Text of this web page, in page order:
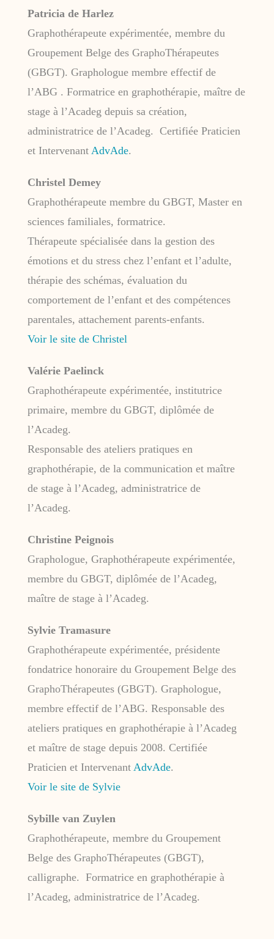
Patricia de Harlez
Graphothérapeute expérimentée, membre du
Groupement Belge des GraphoThérapeutes
(GBGT). Graphologue membre effectif de
l’ABG . Formatrice en graphothérapie, maître de
stage à l’Acadeg depuis sa création,
administratrice de l’Acadeg. Certifiée Praticien
et Intervenant AdvAde.
Christel Demey
Graphothérapeute membre du GBGT, Master en
sciences familiales, formatrice.
Thérapeute spécialisée dans la gestion des
émotions et du stress chez l’enfant et l’adulte,
thérapie des schémas, évaluation du
comportement de l’enfant et des compétences
parentales, attachement parents-enfants.
Voir le site de Christel
Valérie Paelinck
Graphothérapeute expérimentée, institutrice
primaire, membre du GBGT, diplômée de
l’Acadeg.
Responsable des ateliers pratiques en
graphothérapie, de la communication et maître
de stage à l’Acadeg, administratrice de
l’Acadeg.
Christine Peignois
Graphologue, Graphothérapeute expérimentée,
membre du GBGT, diplômée de l’Acadeg,
maître de stage à l’Acadeg.
Sylvie Tramasure
Graphothérapeute expérimentée, présidente
fondatrice honoraire du Groupement Belge des
GraphoThérapeutes (GBGT). Graphologue,
membre effectif de l’ABG. Responsable des
ateliers pratiques en graphothérapie à l’Acadeg
et maître de stage depuis 2008. Certifiée
Praticien et Intervenant AdvAde.
Voir le site de Sylvie
Sybille van Zuylen
Graphothérapeute, membre du Groupement
Belge des GraphoThérapeutes (GBGT),
calligraphe. Formatrice en graphothérapie à
l’Acadeg, administratrice de l’Acadeg.